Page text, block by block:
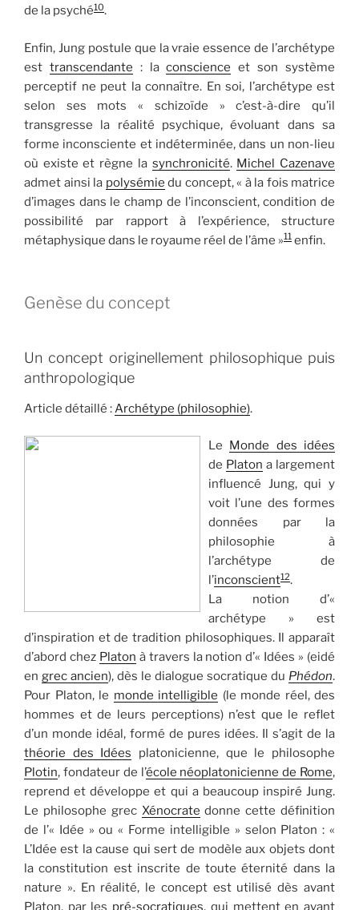
de la psyché10.
Enfin, Jung postule que la vraie essence de l’archétype
est transcendante : laconscience et son système
perceptif ne peut la connaître. En soi, l’archétype est
selon ses mots « schizoïde » c’est-à-dire qu’il
transgresse la réalité psychique, évoluant dans sa
forme inconsciente et indéterminée, dans un non-lieu
où existe et règne la synchronicité. Michel Cazenave
admet ainsi la polysémie du concept, « à la fois matrice
d’images dans le champ de l’inconscient, condition de
possibilité par rapport à l’expérience, structure
métaphysique dans le royaume réel de l’âme »11 enfin.
Genèse du concept
Un concept originellement philosophique puis
anthropologique
Article détaillé :Archétype (philosophie).
Le Monde des idées
de Platon a largement
influencé Jung, qui y
voit l’une des formes
données par la
philosophie à
l’archétype de
l’inconscient12.
La notion d’«
archétype » est
d’inspiration et de tradition philosophiques. Il apparaît
d’abord chez Platon à travers la notion d’« Idées » (eidé
en grec ancien), dès le dialogue socratique du Phédon.
Pour Platon, le monde intelligible (le monde réel, des
hommes et de leurs perceptions) n’est que le reflet
d’un monde idéal, formé de pures idées. Il s’agit de la
théorie des Idées platonicienne, que le philosophe
Plotin, fondateur de l’école néoplatonicienne de Rome,
reprend et développe et qui a beaucoup inspiré Jung.
Le philosophe grec Xénocrate donne cette définition
de l’« Idée » ou « Forme intelligible » selon Platon : «
L’Idée est la cause qui sert de modèle aux objets dont
la constitution est inscrite de toute éternité dans la
nature ». En réalité, le concept est utilisé dès avant
Platon, par les pré-socratiques, qui mettent en avant